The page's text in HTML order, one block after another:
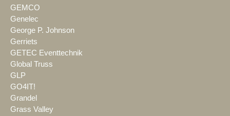
GEMCO
Genelec
George P. Johnson
Gerriets
GETEC Eventtechnik
Global Truss
GLP
GO4IT!
Grandel
Grass Valley